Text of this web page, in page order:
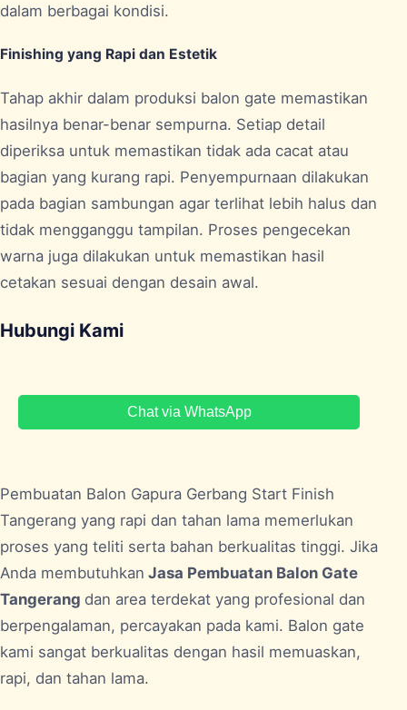
dalam berbagai kondisi.
Finishing yang Rapi dan Estetik
Tahap akhir dalam produksi balon gate memastikan
hasilnya benar-benar sempurna. Setiap detail
diperiksa untuk memastikan tidak ada cacat atau
bagian yang kurang rapi. Penyempurnaan dilakukan
pada bagian sambungan agar terlihat lebih halus dan
tidak mengganggu tampilan. Proses pengecekan
warna juga dilakukan untuk memastikan hasil
cetakan sesuai dengan desain awal.
Hubungi Kami
Chat via WhatsApp
Pembuatan Balon Gapura Gerbang Start Finish
Tangerang yang rapi dan tahan lama memerlukan
proses yang teliti serta bahan berkualitas tinggi. Jika
Anda membutuhkan Jasa Pembuatan Balon Gate
Tangerang dan area terdekat yang profesional dan
berpengalaman, percayakan pada kami. Balon gate
kami sangat berkualitas dengan hasil memuaskan,
rapi, dan tahan lama.